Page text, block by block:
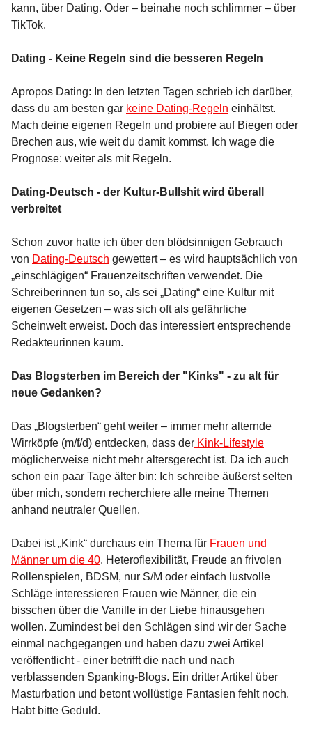
kann, über Dating. Oder – beinahe noch schlimmer – über
TikTok.
Dating - Keine Regeln sind die besseren Regeln
Apropos Dating: In den letzten Tagen schrieb ich darüber,
dass du am besten gar keine Dating-Regeln einhältst.
Mach deine eigenen Regeln und probiere auf Biegen oder
Brechen aus, wie weit du damit kommst. Ich wage die
Prognose: weiter als mit Regeln.
Dating-Deutsch - der Kultur-Bullshit wird überall
verbreitet
Schon zuvor hatte ich über den blödsinnigen Gebrauch
von Dating-Deutsch gewettert – es wird hauptsächlich von
„einschlägigen“ Frauenzeitschriften verwendet. Die
Schreiberinnen tun so, als sei „Dating“ eine Kultur mit
eigenen Gesetzen – was sich oft als gefährliche
Scheinwelt erweist. Doch das interessiert entsprechende
Redakteurinnen kaum.
Das Blogsterben im Bereich der "Kinks" - zu alt für
neue Gedanken?
Das „Blogsterben“ geht weiter – immer mehr alternde
Wirrköpfe (m/f/d) entdecken, dass der Kink-Lifestyle
möglicherweise nicht mehr altersgerecht ist. Da ich auch
schon ein paar Tage älter bin: Ich schreibe äußerst selten
über mich, sondern recherchiere alle meine Themen
anhand neutraler Quellen.
Dabei ist „Kink“ durchaus ein Thema für Frauen und
Männer um die 40. Heteroflexibilität, Freude an frivolen
Rollenspielen, BDSM, nur S/M oder einfach lustvolle
Schläge interessieren Frauen wie Männer, die ein
bisschen über die Vanille in der Liebe hinausgehen
wollen. Zumindest bei den Schlägen sind wir der Sache
einmal nachgegangen und haben dazu zwei Artikel
veröffentlicht - einer betrifft die nach und nach
verblassenden Spanking-Blogs. Ein dritter Artikel über
Masturbation und betont wollüstige Fantasien fehlt noch.
Habt bitte Geduld.